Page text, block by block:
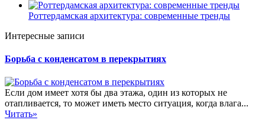
Роттердамская архитектура: современные тренды
Интересные записи
Борьба с конденсатом в перекрытиях
Если дом имеет хотя бы два этажа, один из которых не
отапливается, то может иметь место ситуация, когда влага...
Читать»